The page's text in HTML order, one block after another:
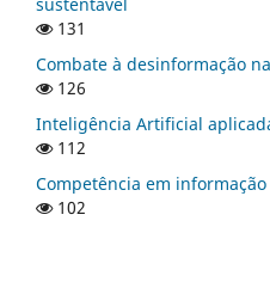
131
Combate à desinformação
126
Inteligência Artificial
112
Competência em
102